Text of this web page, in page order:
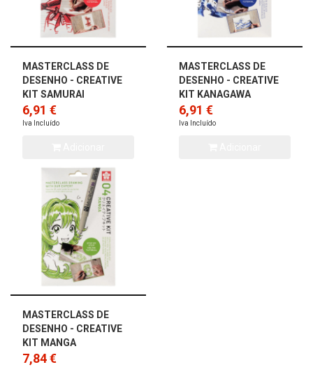
MASTERCLASS DE
DESENHO - CREATIVE
KIT SAMURAI
6,91 €
Iva Incluído
MASTERCLASS DE
DESENHO - CREATIVE
KIT KANAGAWA
(GRANDE ONDA)
6,91 €
Iva Incluído
MASTERCLASS DE
DESENHO - CREATIVE
KIT MANGA
7,84 €